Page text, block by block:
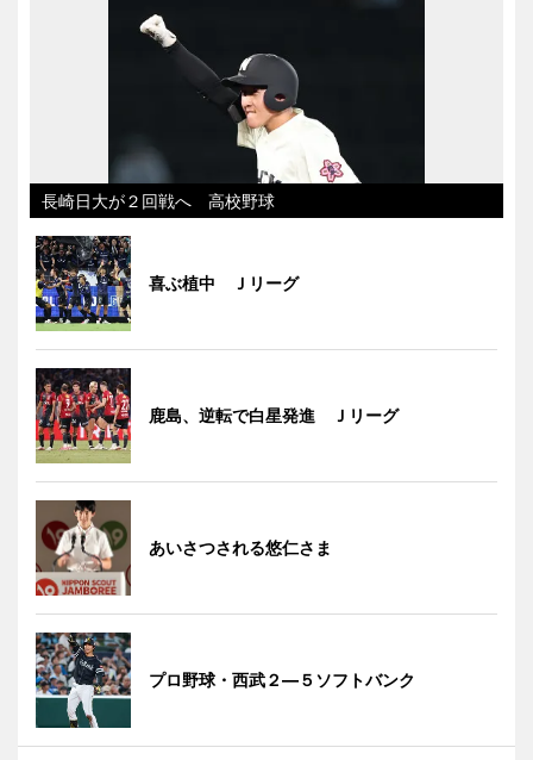
長崎日大が２回戦へ 高校野球
喜ぶ植中 Ｊリーグ
鹿島、逆転で白星発進 Ｊリーグ
あいさつされる悠仁さま
プロ野球・西武２―５ソフトバンク